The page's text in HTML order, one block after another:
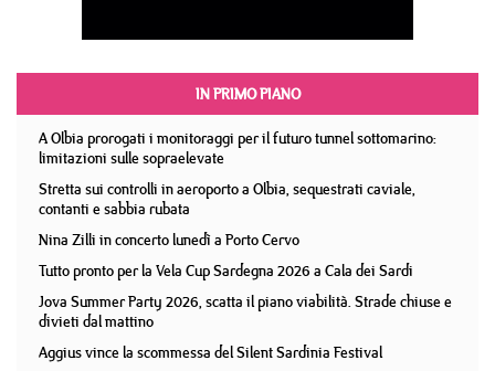
IN PRIMO PIANO
A Olbia prorogati i monitoraggi per il futuro tunnel sottomarino:
limitazioni sulle sopraelevate
Stretta sui controlli in aeroporto a Olbia, sequestrati caviale,
contanti e sabbia rubata
Nina Zilli in concerto lunedì a Porto Cervo
Tutto pronto per la Vela Cup Sardegna 2026 a Cala dei Sardi
Jova Summer Party 2026, scatta il piano viabilità. Strade chiuse e
divieti dal mattino
Aggius vince la scommessa del Silent Sardinia Festival